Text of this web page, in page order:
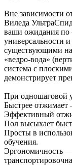
Вне зависимости
Виледа
ваши ожидания по
универсальности
существующими
«ведро-вода»
система с
демонстрирует
При одношаговой
Быстрее
Эффективный
Пол высыхает
Просты в
обучения.
Эргономичность —